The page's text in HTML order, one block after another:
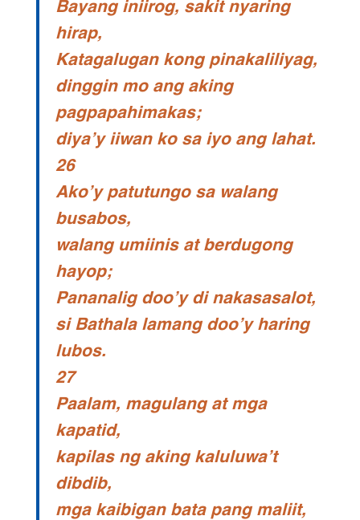
Bayang iniirog, sakit nyaring
hirap,
Katagalugan kong pinakaliliyag,
dinggin mo ang aking
pagpapahimakas;
diya’y iiwan ko sa iyo ang lahat.
26
Ako’y patutungo sa walang
busabos,
walang umiinis at berdugong
hayop;
Pananalig doo’y di nakasasalot,
si Bathala lamang doo’y haring
lubos.
27
Paalam, magulang at mga
kapatid,
kapilas ng aking kaluluwa’t
dibdib,
mga kaibigan bata pang maliit,